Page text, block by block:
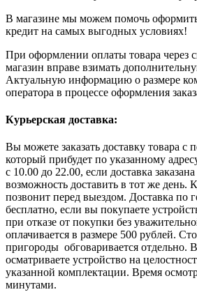
В магазине мы можем помочь
кредит на самых выгодных условиях!
При оформлении оплаты товара
магазин вправе взимать
Актуальную информацию о размере
оператора в процессе оформления
Курьерская доставка:
Вы можете заказать доставку товара с
который прибудет по указанному
с 10.00 до 22.00, если доставка
возможность доставить в тот же день.
позвонит перед выездом. Доставка по
бесплатно, если вы покупаете
при отказе от покупки без
оплачивается в размере 500 рублей.
пригороды обговаривается отдельно.
осматриваете устройство на
указанной комплектации. Время
минутами.